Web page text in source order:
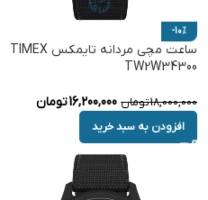
-10%
ساعت مچی مردانه تایمکس TIMEX
TW2W34300
18,000,000تومان 16,200,000تومان
افزودن به سبد خرید